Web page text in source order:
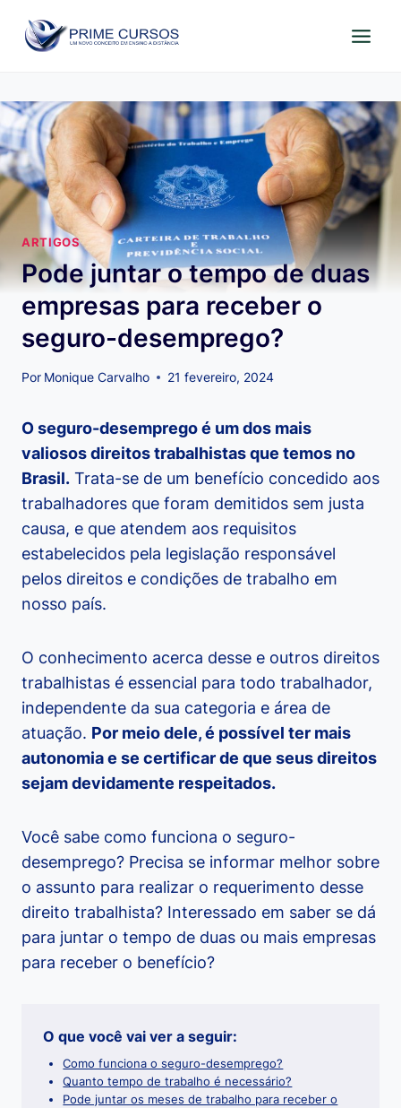
para
ARTIGOS
Pode juntar o tempo de duas
empresas para receber o
seguro-desemprego?
Por Monique Carvalho 21 fevereiro, 2024
O seguro-desemprego é um dos mais
valiosos direitos trabalhistas que temos no
Brasil. Trata-se de um benefício concedido aos
trabalhadores que foram demitidos sem justa
causa, e que atendem aos requisitos
estabelecidos pela legislação responsável
pelos direitos e condições de trabalho em
nosso país.
O conhecimento acerca desse e outros direitos
trabalhistas é essencial para todo trabalhador,
independente da sua categoria e área de
atuação. Por meio dele, é possível ter mais
autonomia e se certificar de que seus direitos
sejam devidamente respeitados.
Você sabe como funciona o seguro-
desemprego? Precisa se informar melhor sobre
o assunto para realizar o requerimento desse
direito trabalhista? Interessado em saber se dá
para juntar o tempo de duas ou mais empresas
para receber o benefício?
O que você vai ver a seguir:
Como funciona o seguro-desemprego?
Quanto tempo de trabalho é necessário?
Pode juntar os meses de trabalho para receber o